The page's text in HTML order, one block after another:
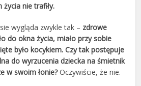
nie trafiły.
wygląda zwykle tak – zdrowe
do okna życia, miało przy sobie
było kocykiem. Czy tak postępuje
do wyrzucenia dziecka na śmietnik
w swoim łonie?Oczywiście, że nie.